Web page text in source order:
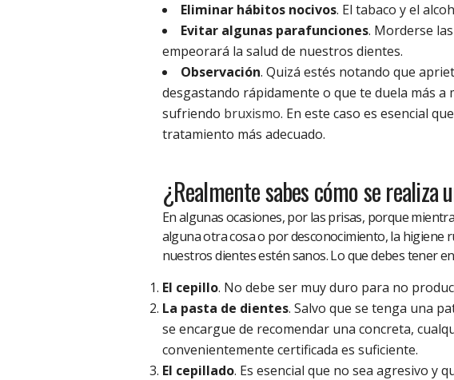
Eliminar hábitos nocivos. El tabaco y el
Evitar algunas parafunciones. Morderse
empeorará la salud de nuestros dientes.
Observación. Quizá estés notando que
desgastando rápidamente o que te duela más a
sufriendo bruxismo. En este caso es esencial
tratamiento más adecuado.
¿Realmente sabes cómo se realiza
En algunas ocasiones, por las prisas, porque
alguna otra cosa o por desconocimiento, la higiene
nuestros dientes estén sanos. Lo que debes tener
El cepillo. No debe ser muy duro para no
La pasta de dientes. Salvo que se tenga una
se encargue de recomendar una concreta,
convenientemente certificada es suficiente.
El cepillado. Es esencial que no sea agresivo y